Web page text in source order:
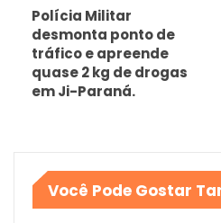
Polícia Militar
desmonta ponto de
tráfico e apreende
quase 2 kg de drogas
em Ji-Paraná.
Você Pode Gostar